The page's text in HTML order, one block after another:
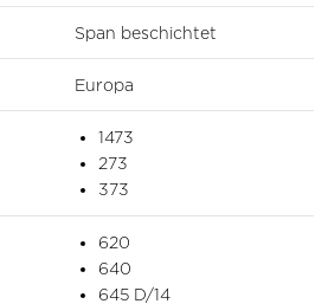
Span beschichtet
Europa
1473
273
373
620
640
645 D/14